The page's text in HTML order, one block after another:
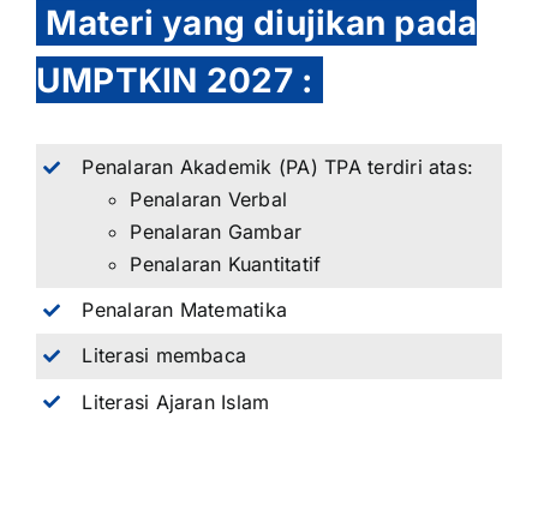
Materi yang diujikan pada
UMPTKIN 2027:
Penalaran Akademik (PA) TPA terdiri atas:
Penalaran Verbal
Penalaran Gambar
Penalaran Kuantitatif
Penalaran Matematika
Literasi membaca
Literasi Ajaran Islam